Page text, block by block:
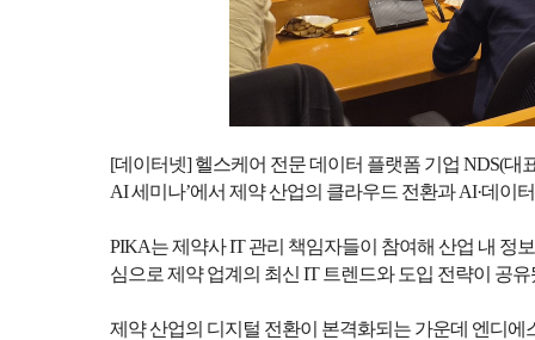
[데이터넷] 헬스케어 전문 데이터 플랫폼 기업 NDS(대
AI 세미나’에서 제약 산업의 클라우드 전환과 AI·데이
PIKA는 제약사 IT 관리 책임자들이 참여해 산업 내 정
심으로 제약 업계의 최신 IT 트렌드와 도입 전략이 공유
제약 산업의 디지털 전환이 본격화되는 가운데 엔디